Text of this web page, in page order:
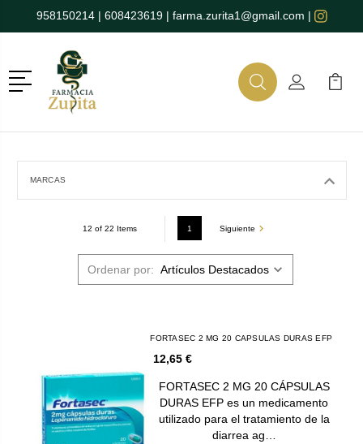
958150214| 608423619| farma.zurita1@gmail.com |
Menú
BuscarMi Cuenta
Mi
MARCAS
12 of 22 Items 1 Siguiente
Ordenar por:
FORTASEC 2 MG 20 CAPSULAS DURAS EFP
12,65 €
FORTASEC 2 MG 20 CÁPSULAS
DURAS EFP es un medicamento
utilizado para el tratamiento de la
diarrea ag…